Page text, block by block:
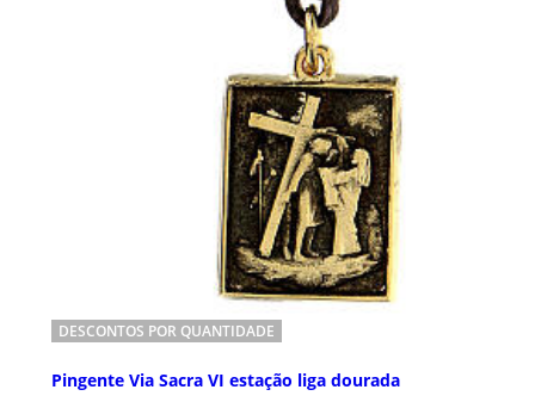
DESCONTOS POR QUANTIDADE
Pingente Via Sacra VI estação liga dourada